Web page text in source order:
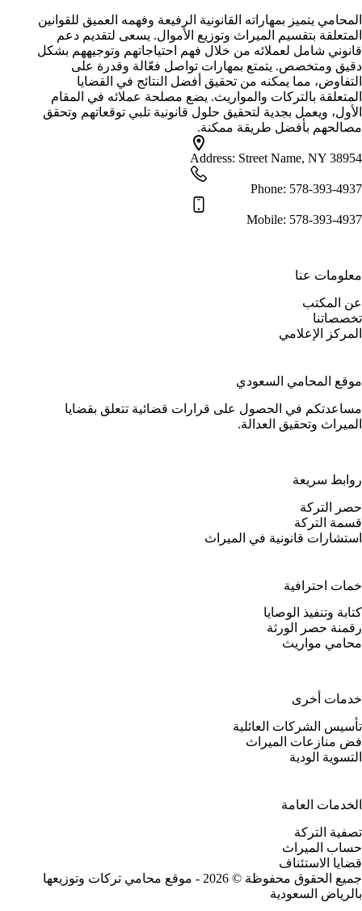
المحامي يتميز بمهاراته القانونية الرفيعة وفهمه العميق للقوانين
المتعلقة بتقسيم الميراث وتوزيع الأموال. يسعى لتقديم دعم
قانوني شامل لعملائه من خلال فهم احتياجاتهم وتوجيههم بشكل
دقيق ومتخصص. يتمتع بمهارات تواصل فعّالة وقدرة على
التفاوض، مما يمكنه من تحقيق أفضل النتائج في القضايا
المتعلقة بالتركات والمواريث. يضع مصلحة عملائه في المقام
الأول، ويعمل بجدية لتحقيق حلول قانونية تلبي توقعاتهم وتحقق
مصالحهم بأفضل طريقة ممكنة.
Address: Street Name, NY 38954
Phone: 578-393-4937
Mobile: 578-393-4937
معلومات عنا
عن المكتب
تخصصاتنا
المركز الإعلامي
موقع المحامي السعودي
مساعدتكم في الحصول على قرارات قضائية تتعلق بقضايا
الميراث وتحقيق العدالة.
روابط سريعة
حصر التركة
قسمة التركة
استشارات قانونية في الميراث
خمات احترافية
كتابة وتنفيذ الوصايا
رقمنة حصر الورثة
محامي مواريث
خدمات أخرى
تأسيس الشركات العائلية
فض منازعات الميراث
التسوية الودية
الخدمات العامة
تصفية التركة
حساب الميراث
قضايا الاستئناف
جميع الحقوق محفوظة © 2026 - موقع محامي تركات وتوزيعها
بالرياض السعودية